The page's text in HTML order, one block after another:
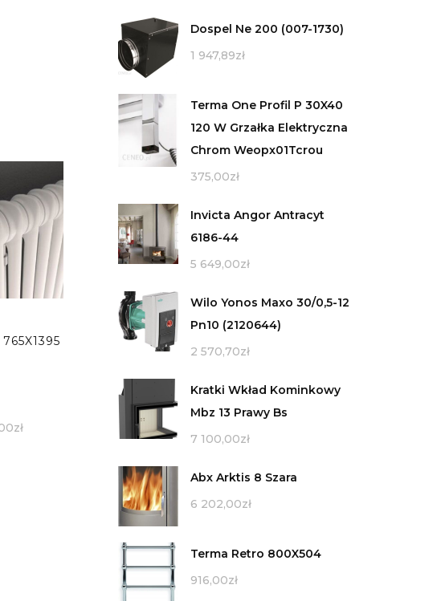
zł
Dospel Ne 200 (007-1730)
1 947,89zł
Terma One Profil P 30X40
120 W Grzałka Elektryczna
Chrom Weopx01Tcrou
375,00zł
Invicta Angor Antracyt
6186-44
5 649,00zł
Wilo Yonos Maxo 30/0,5-12
Pn10 (2120644)
2 570,70zł
Kratki Wkład Kominkowy
Mbz 13 Prawy Bs
7 100,00zł
Abx Arktis 8 Szara
6 202,00zł
Terma Retro 800X504
916,00zł